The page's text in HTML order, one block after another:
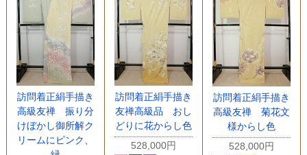
訪問着正絹手描き
高級友禅 振り分
けぼかし御所解ク
リームにピンク、
訪問着正絹手描き
友禅高級品 おし
どりに花からし色
528,000円
訪問着正絹手描き
高級友禅 菊花文
様からし色
528,000円